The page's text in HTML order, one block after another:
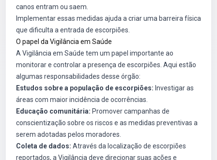
canos entram ou saem.
Implementar essas medidas ajuda a criar uma barreira física
que dificulta a entrada de escorpiões.
O papel da Vigilância em Saúde
A Vigilância em Saúde tem um papel importante ao
monitorar e controlar a presença de escorpiões. Aqui estão
algumas responsabilidades desse órgão:
Estudos sobre a população de escorpiões: Investigar as
áreas com maior incidência de ocorrências.
Educação comunitária: Promover campanhas de
conscientização sobre os riscos e as medidas preventivas a
serem adotadas pelos moradores.
Coleta de dados: Através da localização de escorpiões
reportados, a Vigilância deve direcionar suas ações e